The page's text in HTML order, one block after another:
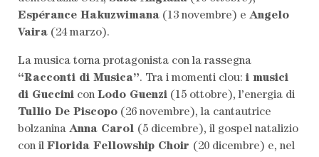
Espérance Hakuzwimana (13 novembre) e Angelo
Vaira (24 marzo).
La musica torna protagonista con la rassegna
“Racconti di Musica”. Tra i momenti clou: i musici
di Guccini con Lodo Guenzi (15 ottobre), l’energia di
Tullio De Piscopo (26 novembre), la cantautrice
bolzanina Anna Carol (5 dicembre), il gospel natalizio
con il Florida Fellowship Choir (20 dicembre) e, nel